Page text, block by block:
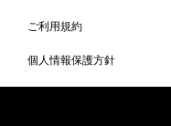
ご利用規約
個人情報保護方針